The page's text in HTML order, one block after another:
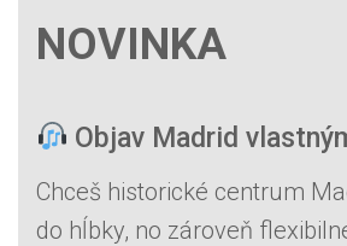
NOVINKA
Objav Madrid
Chceš historické centrum
do hĺbky, no zároveň